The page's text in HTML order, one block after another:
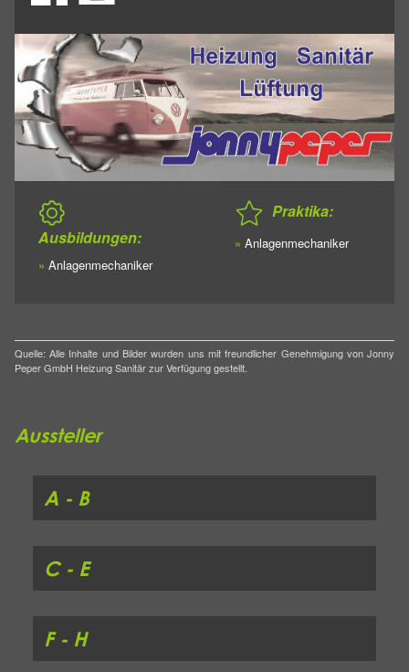
Ausbildungen:
» Anlagenmechaniker
Praktika:
» Anlagenmechaniker
Quelle: Alle Inhalte und Bilder wurden uns mit freundlicher Genehmigung von Jonny
Peper GmbH Heizung Sanitär zur Verfügung gestellt.
Aussteller
A - B
C - E
F - H